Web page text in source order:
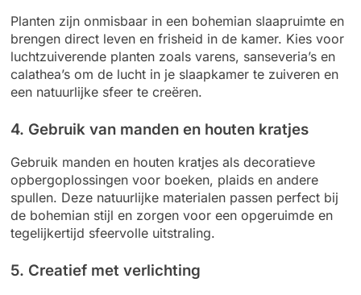
Planten zijn onmisbaar in een bohemian slaapruimte en
brengen direct leven en frisheid in de kamer. Kies voor
luchtzuiverende planten zoals varens, sanseveria’s en
calathea’s om de lucht in je slaapkamer te zuiveren en
een natuurlijke sfeer te creëren.
4. Gebruik van manden en houten kratjes
Gebruik manden en houten kratjes als decoratieve
opbergoplossingen voor boeken, plaids en andere
spullen. Deze natuurlijke materialen passen perfect bij
de bohemian stijl en zorgen voor een opgeruimde en
tegelijkertijd sfeervolle uitstraling.
5. Creatief met verlichting